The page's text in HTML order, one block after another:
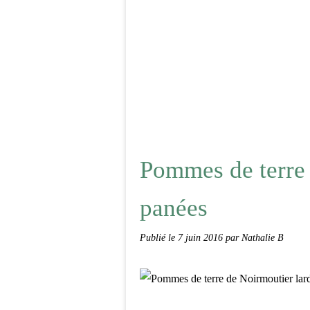
Pommes de
panées
Publié le 7 juin 2016 par Nathalie B